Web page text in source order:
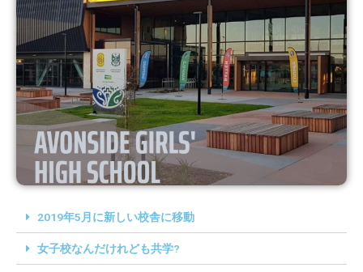
2019年5月に新しい校舎に移動
女子校なんだけれども共学?